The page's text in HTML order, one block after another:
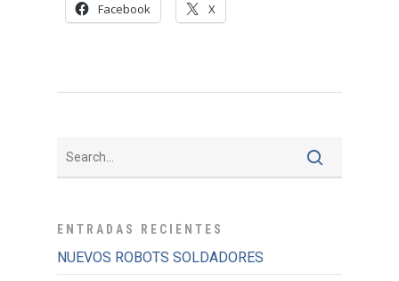
Facebook X
ENTRADAS RECIENTES
NUEVOS ROBOTS SOLDADORES